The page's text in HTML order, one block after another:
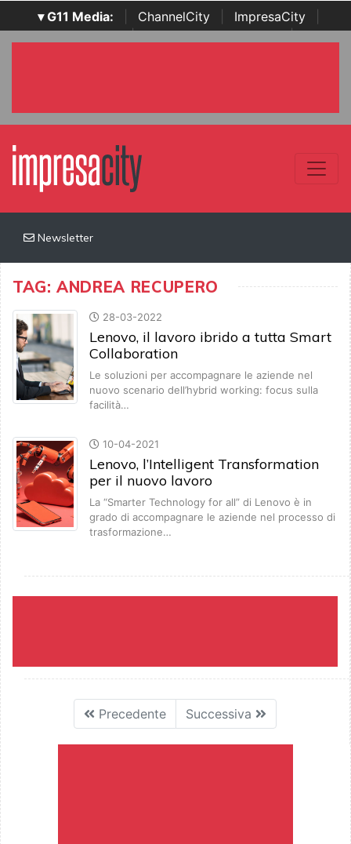
▾ G11 Media: ChannelCity ImpresaCity
SecurityOpenLab | Italian Channel Awards | Italian
Newsletter
TAG: ANDREA RECUPERO
28-03-2022
Lenovo, il lavoro ibrido a tutta Smart
Collaboration
Le soluzioni per accompagnare le aziende nel
nuovo scenario dell’hybrid working: focus sulla
facilità…
10-04-2021
Lenovo, l’Intelligent Transformation
per il nuovo lavoro
La “Smarter Technology for all” di Lenovo è in
grado di accompagnare le aziende nel processo di
trasformazione…
Precedente Successiva